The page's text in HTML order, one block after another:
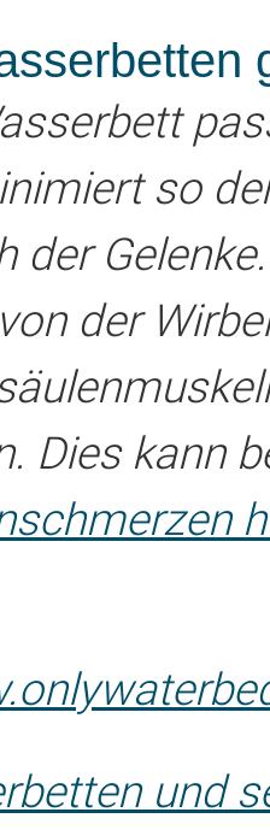
so
der
der
Dies kann
und